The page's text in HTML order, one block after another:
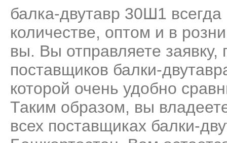
балка-двутавр 30Ш1
количестве, оптом и в
вы. Вы отправляете заявку,
поставщиков балки-
которой очень удобно
Таким образом, вы
всех поставщиках балки-